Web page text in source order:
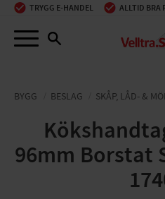
Meny
TRYGG E-HANDEL ALLTID BRA
BYGG BESLAG SKÅP, LÅD- &
96mm Borstat